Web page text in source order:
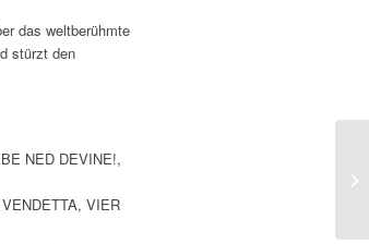
das weltberühmte
stürzt den
NED DEVINE!,
VIER